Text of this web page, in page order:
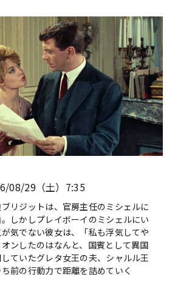
08/29（土）7:35
リジットは、官房主任のミシェルに
しかしプレイボーイのミシェルにい
気でない彼女は、「私も浮気してや
ンしたのはなんと、国賓として異国
ていたグレタ女王の夫、シャルル王
前の行動力で距離を詰めていく